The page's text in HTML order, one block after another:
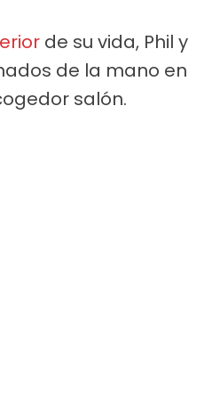
de su vida, Phil y
de la mano en
salón.